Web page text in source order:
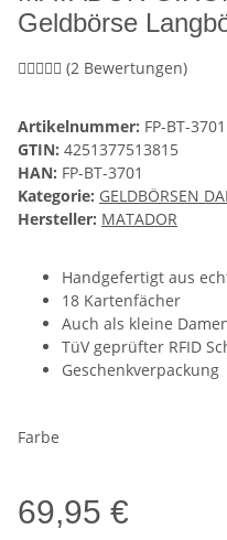
Geldbörse
(2 Bewertungen)
Artikelnummer: FP-BT-3701
GTIN: 4251377513815
HAN: FP-BT-3701
Kategorie: GELDBÖRSEN
Hersteller: MATADOR
Handgefertigt aus
18 Kartenfächer
Auch als kleine
TüV geprüfter RFID
Geschenkverpackung
Farbe
69,95 €